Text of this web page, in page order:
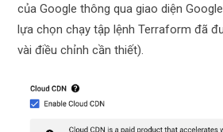
của Google thông qua giao diện
lựa chọn chạy tập lệnh Terraform đã
vài điều chỉnh cần thiết).